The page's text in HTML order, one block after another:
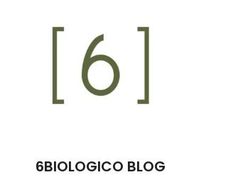
6BIOLOGICO BLOG